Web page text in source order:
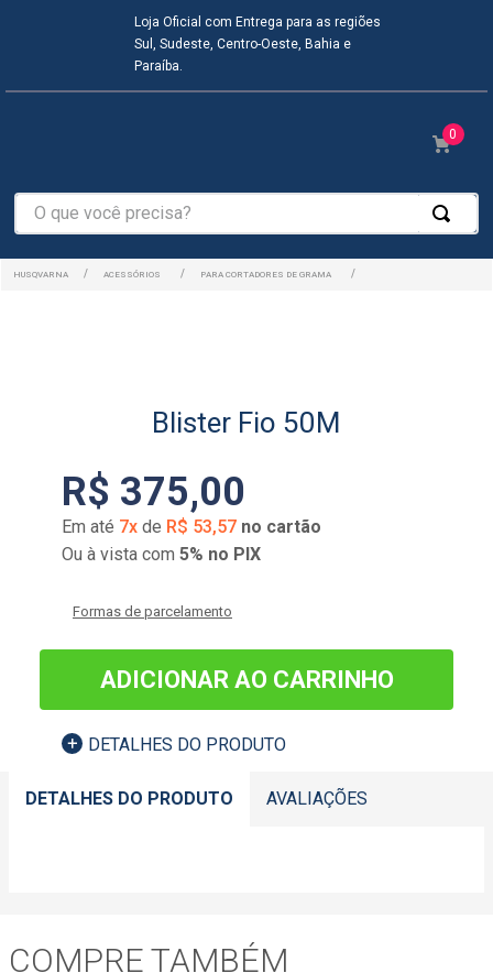
Loja Oficial com Entrega para as regiões
Sul, Sudeste, Centro-Oeste, Bahia e
Paraíba.
0
O que você precisa?
ACESSÓRIOS PARA CORTADORES DE GRAMA
Blister Fio 50M
R$ 375,00
Em até 7x de R$ 53,57 no cartão
Ou à vista com 5% no PIX
Formas de parcelamento
ADICIONAR AO CARRINHO
DETALHES DO PRODUTO
DETALHES DO PRODUTO AVALIAÇÕES
COMPRE TAMBÉM